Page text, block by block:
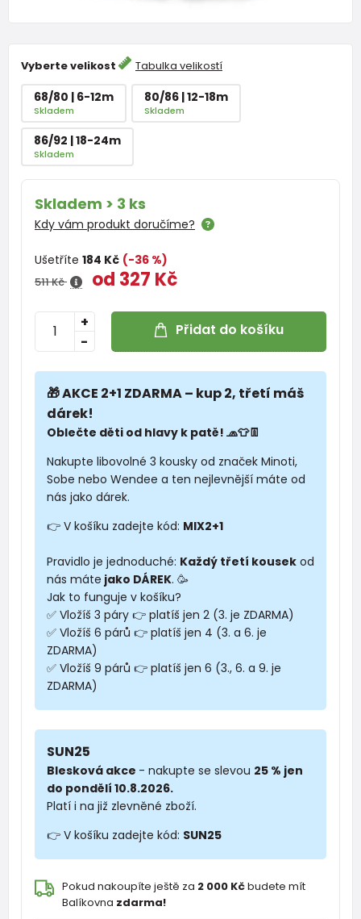
Vyberte velikost Tabulka velikostí
68/80 | 6-12m
Skladem
80/86 | 12-18m
Skladem
86/92 | 18-24m
Skladem
Skladem > 3 ks
Kdy vám produkt doručíme?
Ušetříte 184 Kč (-36 %)
511 Kč od 327 Kč
-
+ Přidat do košíku
🎁 AKCE 2+1 ZDARMA – kup 2, třetí máš
dárek!
Oblečte děti od hlavy k patě! 🧢👕👖
Nakupte libovolné 3 kousky od značek Minoti,
Sobe nebo Wendee a ten nejlevnější máte od
nás jako dárek.
👉 V košíku zadejte kód: MIX2+1
Pravidlo je jednoduché: Každý třetí kousek od
nás máte jako DÁREK. 🥳
Jak to funguje v košíku?
✅ Vložíš 3 páry 👉 platíš jen 2 (3. je ZDARMA)
✅ Vložíš 6 párů 👉 platíš jen 4 (3. a 6. je
ZDARMA)
✅ Vložíš 9 párů 👉 platíš jen 6 (3., 6. a 9. je
ZDARMA)
SUN25
Blesková akce - nakupte se slevou 25 % jen
do pondělí 10.8.2026.
Platí i na již zlevněné zboží.
👉 V košíku zadejte kód: SUN25
Pokud nakoupíte ještě za 2 000 Kčbudete mít
Balíkovna zdarma!